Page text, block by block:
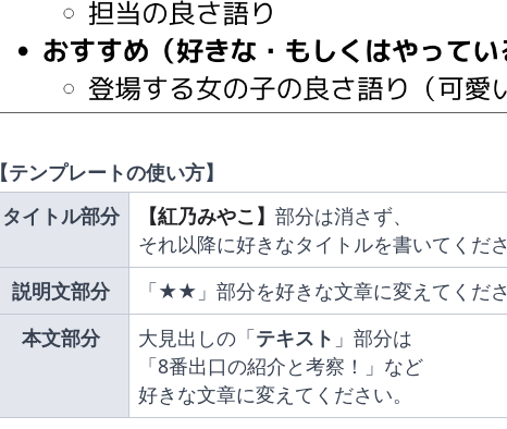
【テンプレートの使い方】
タイトル部分
【紅乃みやこ】 部分は消さず、
それ以降に好きなタイトルを書いてくださ
説明文部分
「★★」部分を好きな文章に変えてくださ
本文部分
大見出しの「テキスト 」部分は
「8番出口の紹介と考察！」など
好きな文章に変えてください。